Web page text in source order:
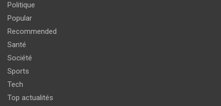
Politique
Popular
Recommended
Santé
Société
Sports
Tech
Top actualités